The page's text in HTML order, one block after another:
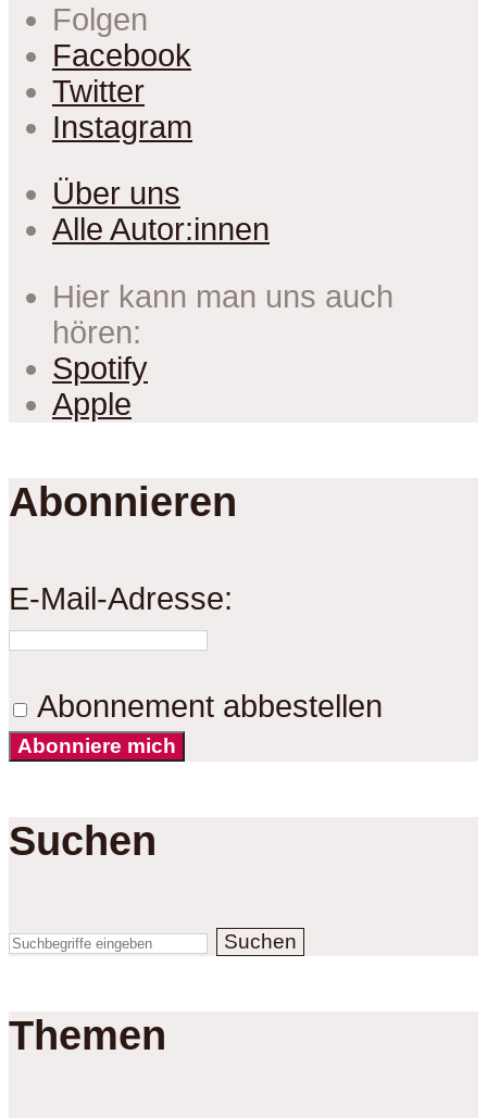
Folgen
Facebook
Twitter
Instagram
Über uns
Alle Autor:innen
Hier kann man uns auch
hören:
Spotify
Apple
Abonnieren
E-Mail-Adresse:
Abonnement abbestellen
Abonniere mich
Suchen
Suchen
Themen